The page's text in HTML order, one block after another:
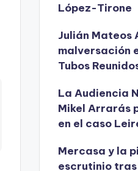
López-Tirone
Julián Mateos
malversación
Tubos
La Audiencia
Mikel Arrarás
en el caso
Mercasa y la
escrutinio